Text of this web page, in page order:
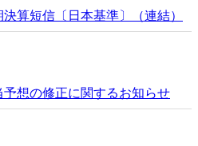
算短信〔日本基準〕（連結）
想の修正に関するお知らせ